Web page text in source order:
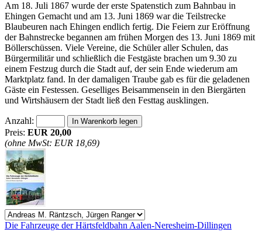
Am 18. Juli 1867 wurde der erste Spatenstich zum Bahnbau in
Ehingen Gemacht und am 13. Juni 1869 war die Teilstrecke
Blaubeuren nach Ehingen endlich fertig. Die Feiern zur Eröffnung
der Bahnstrecke begannen am frühen Morgen des 13. Juni 1869 mit
Böllerschüssen. Viele Vereine, die Schüler aller Schulen, das
Bürgermilitär und schließlich die Festgäste brachen um 9.30 zu
einem Festzug durch die Stadt auf, der sein Ende wiederum am
Marktplatz fand. In der damaligen Traube gab es für die geladenen
Gäste ein Festessen. Geselliges Beisammensein in den Biergärten
und Wirtshäusern der Stadt ließ den Festtag ausklingen.
Anzahl:
Preis: EUR 20,00
(ohne MwSt: EUR 18,69)
Die Fahrzeuge der Härtsfeldbahn Aalen-Neresheim-Dillingen